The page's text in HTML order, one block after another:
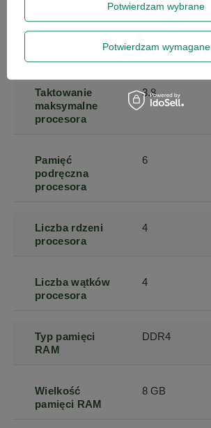
Taktowanie
3.4
Taktowanie
maksymalne
procesora
3.8
Pamięć
podręczna
procesora
6
Liczba rdzeni
procesora
4
Liczba wątków
procesora
4
Typ pamięci
RAM
DDR4
Wielkość
pamięci RAM
8 GB
Potwierdzam wybrane
Potwierdzam wymagane